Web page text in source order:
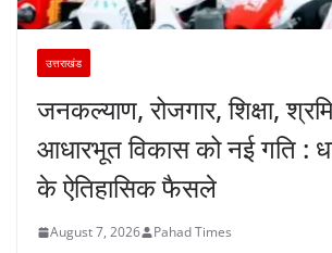
उत्तराखंड
जनकल्याण, रोजगार, शिक्षा,
आधारभूत विकास को नई गति :
के ऐतिहासिक फैसले
August 7, 2026 Pahad Times